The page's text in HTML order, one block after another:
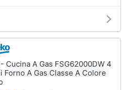
- Cucina A Gas FSG62000DW 4
Forno A Gas Classe A Colore